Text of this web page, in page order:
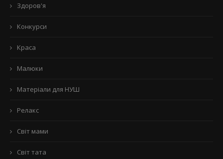
Здоров'я
Конкурси
Краса
Малюки
Матеріали для НУШ
Релакс
Світ мами
Світ тата